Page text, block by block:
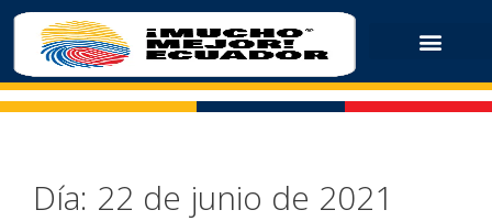
Día: 22 de junio de 2021